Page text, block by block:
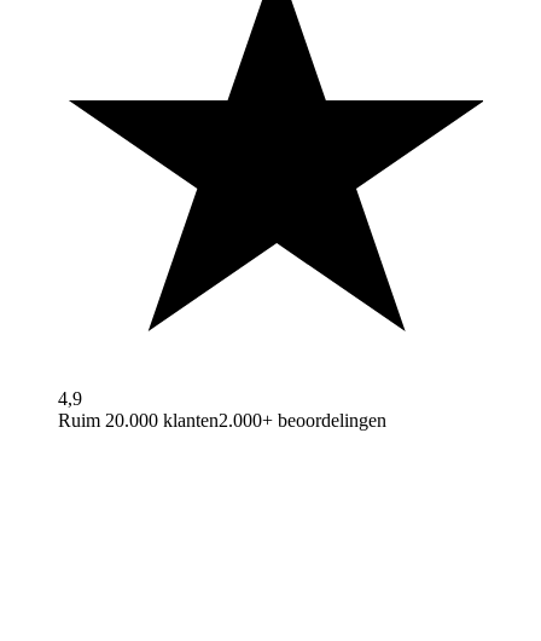
4,9
Ruim 20.000 klanten2.000+ beoordelingen